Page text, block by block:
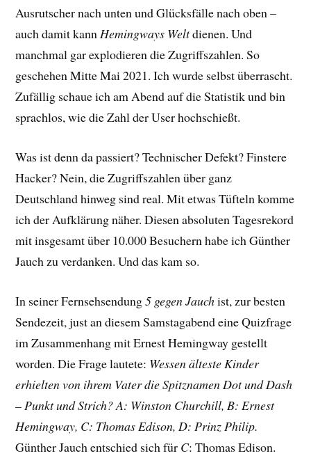
Ausrutscher nach unten und Glücksfälle nach oben –
auch damit kannHemingways Weltdienen. Und
manchmal gar explodieren die Zugriffszahlen. So
geschehen Mitte Mai 2021. Ich wurde selbst überrascht.
Zufällig schaue ich am Abend auf die Statistik und bin
sprachlos, wie die Zahl der User hochschießt.
Was ist denn da passiert? Technischer Defekt? Finstere
Hacker? Nein, die Zugriffszahlen über ganz
Deutschland hinweg sind real. Mit etwas Tüfteln komme
ich der Aufklärung näher. Diesen absoluten Tagesrekord
mit insgesamt über 10.000 Besuchern habe ich Günther
Jauch zu verdanken. Und das kam so.
In seiner Fernsehsendung5 gegen Jauchist, zur besten
Sendezeit, just an diesem Samstagabend eine Quizfrage
im Zusammenhang mit Ernest Hemingway gestellt
worden. Die Frage lautete: Wessen älteste Kinder
erhielten von ihrem Vater die Spitznamen Dot und Dash
– Punkt und Strich? A: Winston Churchill, B: Ernest
Hemingway, C: Thomas Edison, D: Prinz Philip.
Günther Jauch entschied sich für C: Thomas Edison.